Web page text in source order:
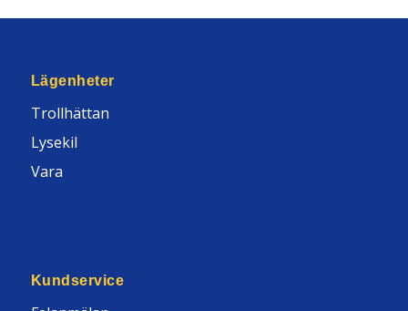
Lägenheter
Trollhättan
Lysekil
Vara
Kundservice